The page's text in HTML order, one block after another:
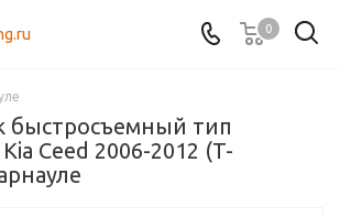
0
быстросъемный тип
Ceed 2006-2012 (T-